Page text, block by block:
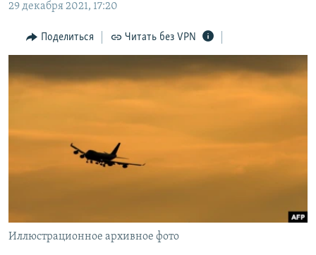
Вернутся
поиску
ИНТЕРАКТИВ
ИНФОГРАФИКА
ПОБЕДИТЕЛЕЙ НЕ СУДЯТ?
КРЫМ.НЕПОКОРЕННЫЙ
РАДІО СВОБОДА
КАК ОБОЙТИ БЛОКИРОВКУ
Українською
ПРИСОЕДИНЯЙТЕСЬ!
Все сайты RFE/RL
29 декабря 2021, 17:20
Поделиться Читать без VPN
Иллюстрационное архивное фото